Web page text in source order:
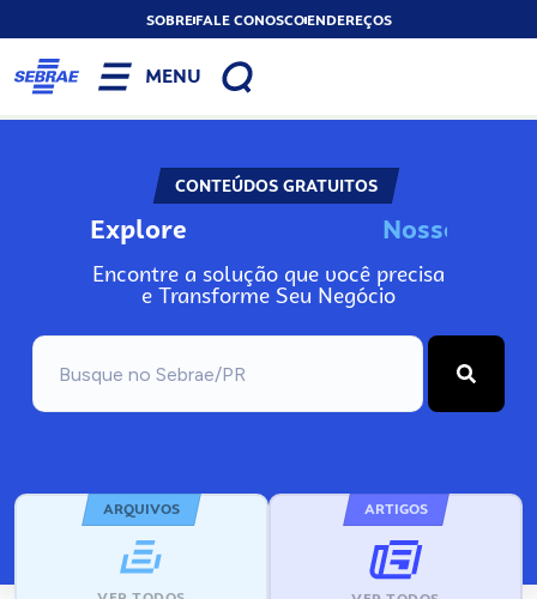
SOBREFALE CONOSCOENDEREÇOS
MENU
CONTEÚDOS GRATUITOS
Explore No
Encontre a solução que você precisa
e Transforme Seu Negócio
ARQUIVOS ARTIGOS